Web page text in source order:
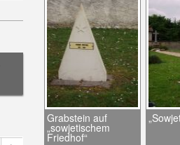
Grabstein auf
„sowjetischem
Friedhof“